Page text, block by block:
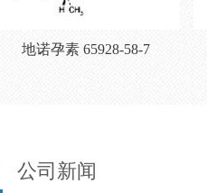
地诺孕素 65928-58-7
公司新闻